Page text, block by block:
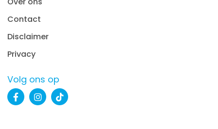
Contact
Disclaimer
Privacy
Volg ons op